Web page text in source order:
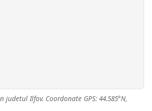
judetul Ilfov. Coordonate GPS: 44.585°N,